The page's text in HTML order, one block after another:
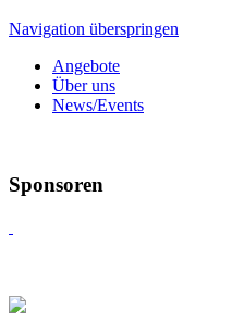
Navigation überspringen
Angebote
Über uns
News/Events
Sponsoren